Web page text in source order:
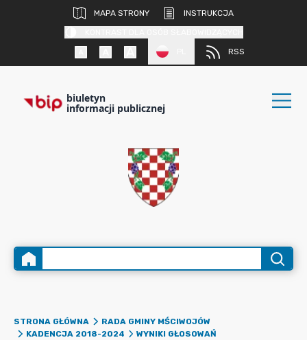
MAPA STRONY
INSTRUKCJA
RSS
biuletyn
informacji publicznej
STRONA GŁÓWNA
RADA GMINY MŚCIWOJÓW
KADENCJA 2018-2024
WYNIKI GŁOSOWAŃ